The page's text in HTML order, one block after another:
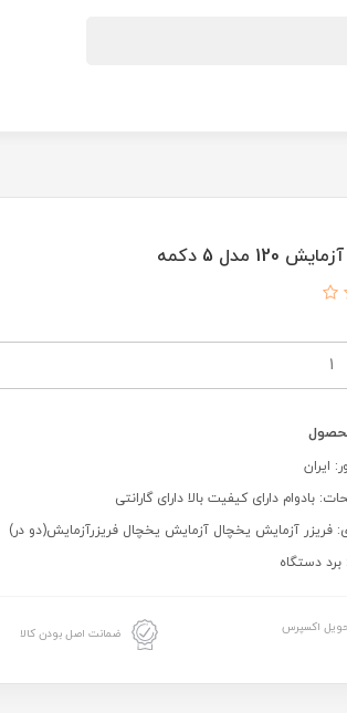
مدل 5 دکمه
ایران
بادوام دارای کیفیت بالا دارای گارانتی
فریزر آزمایش یخچال آزمایش یخچال فریزرآزمایش(دو در)
برد دستگاه
اکسپرس ضمانت اصل بودن کالا